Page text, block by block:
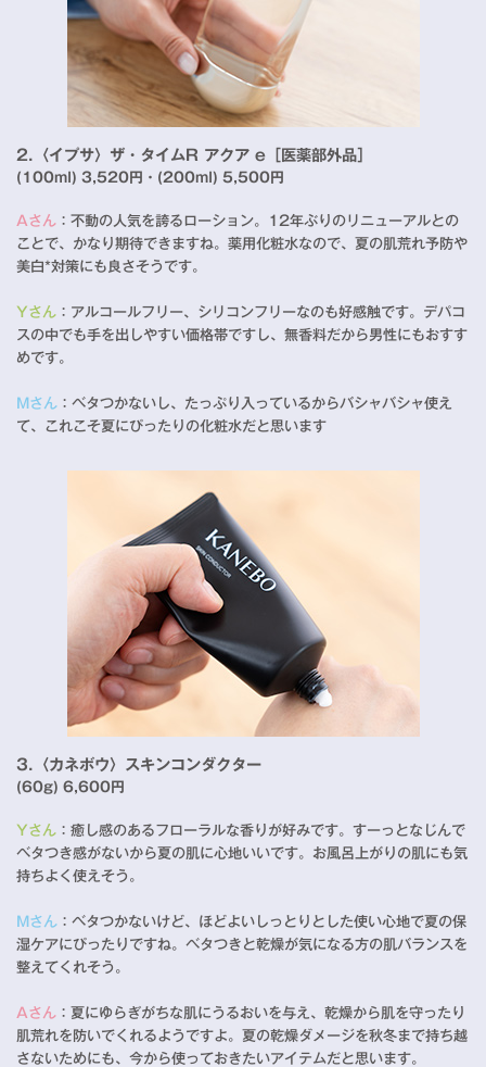
2.〈イプサ〉ザ・タイムR アクア e［医薬部外品］
(100ml) 3,520円・(200ml) 5,500円
Aさん ：不動の人気を誇るローション。12年ぶりのリニューアルとの
ことで、かなり期待できますね。薬用化粧水なので、夏の肌荒れ予防や
美白*対策にも良さそうです。
Yさん ：アルコールフリー、シリコンフリーなのも好感触です。デパコ
スの中でも手を出しやすい価格帯ですし、無香料だから男性にもおすす
めです。
Mさん ：ベタつかないし、たっぷり入っているからバシャバシャ使え
て、これこそ夏にぴったりの化粧水だと思います
3.〈カネボウ〉スキンコンダクター
(60g) 6,600円
Yさん ：癒し感のあるフローラルな香りが好みです。すーっとなじんで
ベタつき感がないから夏の肌に心地いいです。お風呂上がりの肌にも気
持ちよく使えそう。
Mさん ：ベタつかないけど、ほどよいしっとりとした使い心地で夏の保
湿ケアにぴったりですね。ベタつきと乾燥が気になる方の肌バランスを
整えてくれそう。
Aさん ：夏にゆらぎがちな肌にうるおいを与え、乾燥から肌を守ったり
肌荒れを防いでくれるようですよ。夏の乾燥ダメージを秋冬まで持ち越
さないためにも、今から使っておきたいアイテムだと思います。